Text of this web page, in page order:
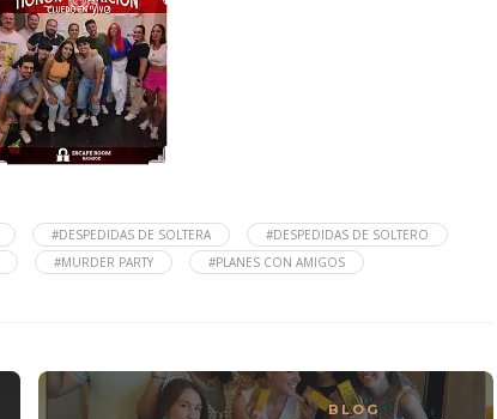
#DESPEDIDAS DE SOLTERA
#DESPEDIDAS DE SOLTERO
#MURDER PARTY #PLANES CON AMIGOS
BLOG